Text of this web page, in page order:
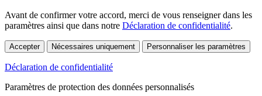
Avant de confirmer votre accord, merci de vous renseigner dans les
paramètres ainsi que dans notre Déclaration de confidentialité.
Accepter Nécessaires uniquement Personnaliser les paramètres
Déclaration de confidentialité
Paramètres de protection des données personnalisés